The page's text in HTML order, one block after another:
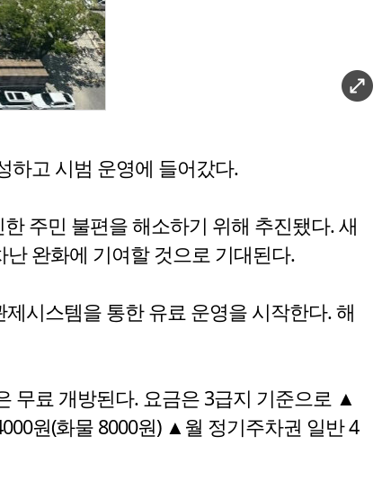
하고 시범 운영에 들어갔다.
주민 불편을 해소하기 위해 추진됐다. 새
완화에 기여할 것으로 기대된다.
시스템을 통한 유료 운영을 시작한다. 해
무료 개방된다. 요금은 3급지 기준으로 ▲
원(화물 8000원) ▲월 정기주차권 일반 4